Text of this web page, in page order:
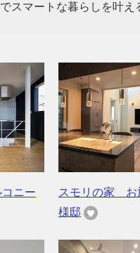
スマートな暮らしを叶
コニー
スモリの家 お
様邸